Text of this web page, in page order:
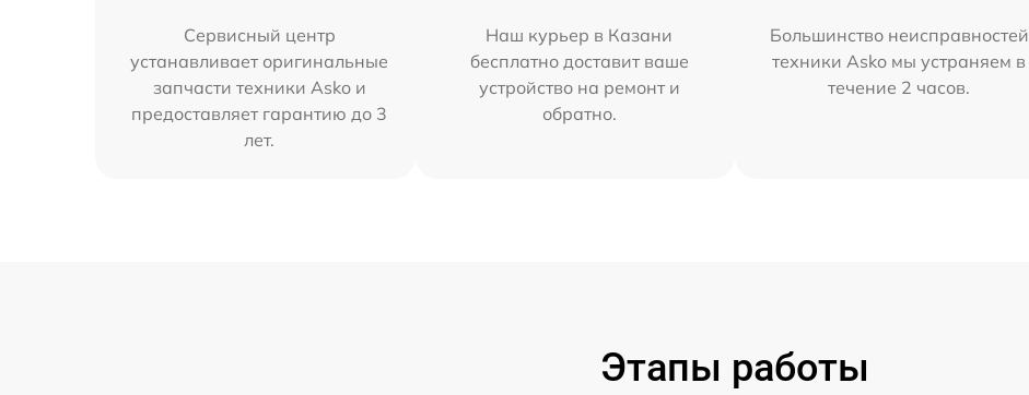
Сервисный центр
устанавливает оригинальные
запчасти техники Asko и
предоставляет гарантию до 3
лет.
Наш курьер в Казани
бесплатно доставит ваше
устройство на ремонт и
обратно.
Большинство неисправностей
техники Asko мы устраняем в
течение 2 часов.
Этапы работы